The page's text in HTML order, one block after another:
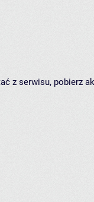
z serwisu, pobierz